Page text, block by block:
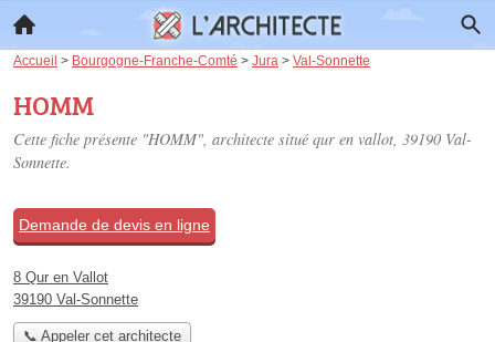
Accueil > Bourgogne-Franche-Comté > Jura > Val-Sonnette
HOMM
Cette fiche présente "HOMM", architecte situé qur en vallot, 39190 Val-
Sonnette.
Demande de devis en ligne
8 Qur en Vallot
39190 Val-Sonnette
📞 Appeler cet architecte